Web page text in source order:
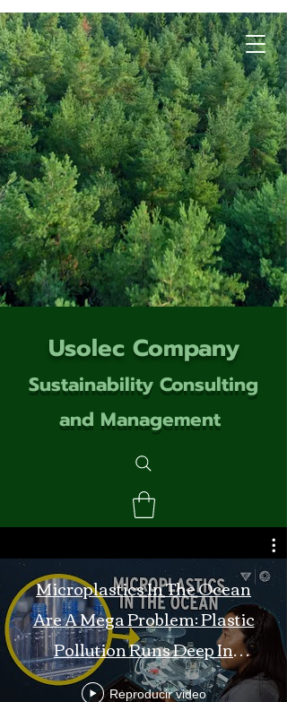
Usolec Company
Sustainability Consulting
and Management
Microplastics In The Ocean
Are A Mega Problem: Plastic
Pollution Runs Deep In
Monterey Bay
Reproducir video